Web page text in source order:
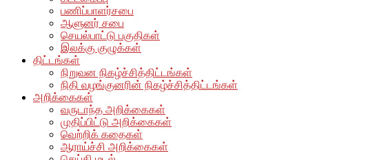
பணிப்பாளர்சபை
ஆளுனர் சபை
செயல்பாட்டு பகுதிகள்
இலக்கு குழுக்கள்
திட்டங்கள்
நிறுவன நிகழ்ச்சித்திட்டங்கள்
நிதி வழங்குனரின் நிகழ்ச்சித்திட்டங்கள்
அறிக்கைகள்
வருடாந்த அறிக்கைகள்
முதிப்பிட்டு அறிக்கைகள்
வெற்றிக் கதைகள்
ஆராய்ச்சி அறிக்கைகள்